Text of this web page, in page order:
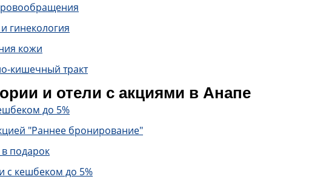
гинекология
кожи
кишечный тракт
и отели с акциями в Анапе
до 5%
"Раннее бронирование"
подарок
с кешбеком до 5%